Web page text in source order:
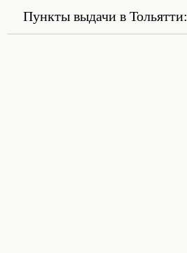
Пункты выдачи в Тольятти: